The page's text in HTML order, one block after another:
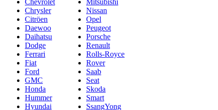
Chrysler
Citröen
Daewoo
Daihatsu
Dodge
Ferrari
Fiat
Ford
GMC
Honda
Hummer
Hyundai
Nissan
Opel
Peugeot
Porsche
Renault
Rolls-Royce
Rover
Saab
Seat
Skoda
Smart
SsangYong